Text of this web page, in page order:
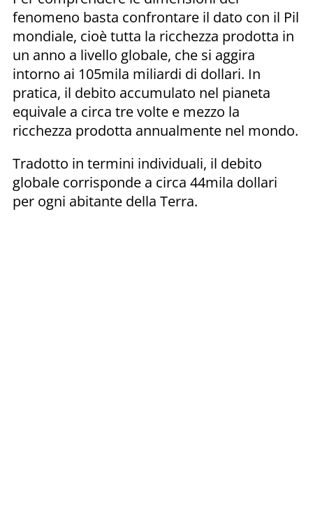
fenomeno basta confrontare il dato con il Pil
mondiale, cioè tutta la ricchezza prodotta in
un anno a livello globale, che si aggira
intorno ai 105mila miliardi di dollari. In
pratica, il debito accumulato nel pianeta
equivale a circa tre volte e mezzo la
ricchezza prodotta annualmente nel mondo.
Tradotto in termini individuali, il debito
globale corrisponde a circa 44mila dollari
per ogni abitante della Terra.